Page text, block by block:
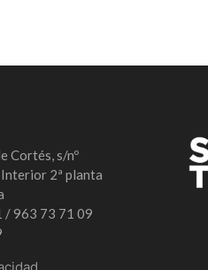
Cortés, s/nº
2ª planta
963 73 71 09